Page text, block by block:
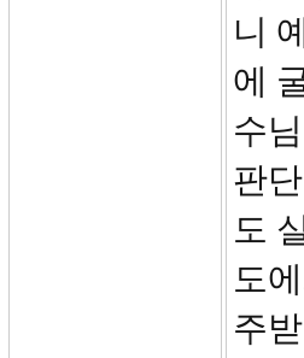
니
에
수
판
도
도
주